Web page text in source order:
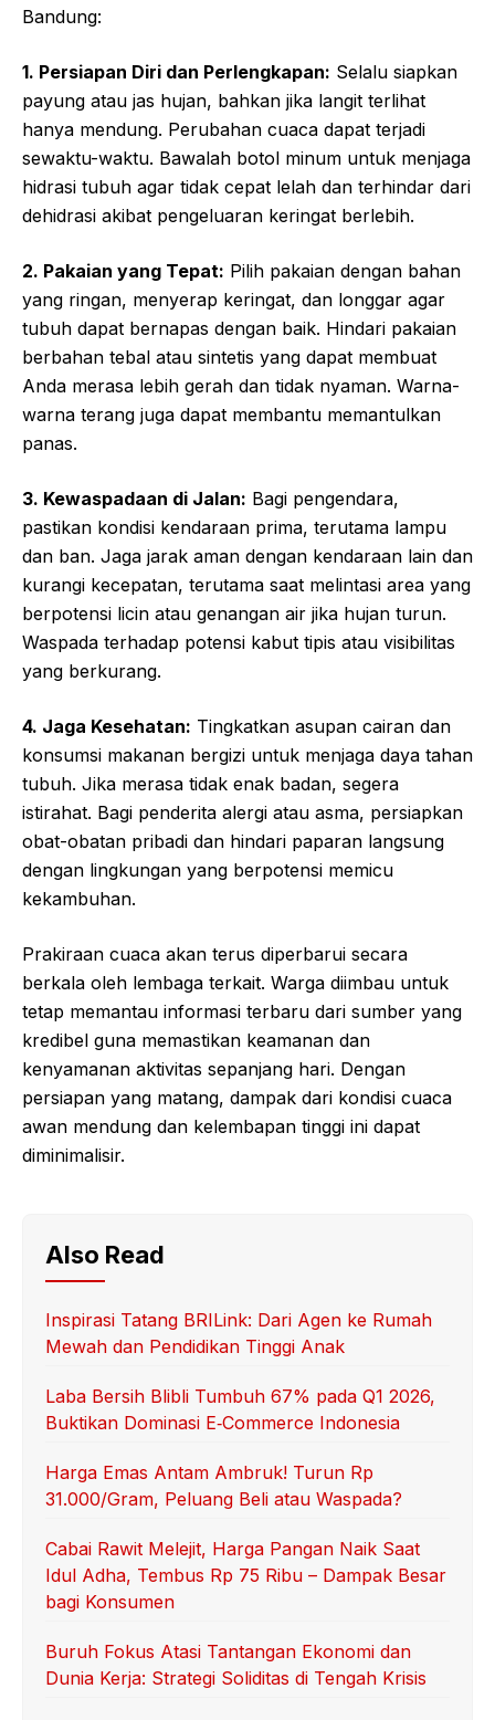
Bandung:
1. Persiapan Diri dan Perlengkapan: Selalu siapkan
payung atau jas hujan, bahkan jika langit terlihat
hanya mendung. Perubahan cuaca dapat terjadi
sewaktu-waktu. Bawalah botol minum untuk menjaga
hidrasi tubuh agar tidak cepat lelah dan terhindar dari
dehidrasi akibat pengeluaran keringat berlebih.
2. Pakaian yang Tepat: Pilih pakaian dengan bahan
yang ringan, menyerap keringat, dan longgar agar
tubuh dapat bernapas dengan baik. Hindari pakaian
berbahan tebal atau sintetis yang dapat membuat
Anda merasa lebih gerah dan tidak nyaman. Warna-
warna terang juga dapat membantu memantulkan
panas.
3. Kewaspadaan di Jalan: Bagi pengendara,
pastikan kondisi kendaraan prima, terutama lampu
dan ban. Jaga jarak aman dengan kendaraan lain dan
kurangi kecepatan, terutama saat melintasi area yang
berpotensi licin atau genangan air jika hujan turun.
Waspada terhadap potensi kabut tipis atau visibilitas
yang berkurang.
4. Jaga Kesehatan: Tingkatkan asupan cairan dan
konsumsi makanan bergizi untuk menjaga daya tahan
tubuh. Jika merasa tidak enak badan, segera
istirahat. Bagi penderita alergi atau asma, persiapkan
obat-obatan pribadi dan hindari paparan langsung
dengan lingkungan yang berpotensi memicu
kekambuhan.
Prakiraan cuaca akan terus diperbarui secara
berkala oleh lembaga terkait. Warga diimbau untuk
tetap memantau informasi terbaru dari sumber yang
kredibel guna memastikan keamanan dan
kenyamanan aktivitas sepanjang hari. Dengan
persiapan yang matang, dampak dari kondisi cuaca
awan mendung dan kelembapan tinggi ini dapat
diminimalisir.
Also Read
Inspirasi Tatang BRILink: Dari Agen ke Rumah
Mewah dan Pendidikan Tinggi Anak
Laba Bersih Blibli Tumbuh 67% pada Q1 2026,
Buktikan Dominasi E‑Commerce Indonesia
Harga Emas Antam Ambruk! Turun Rp
31.000/Gram, Peluang Beli atau Waspada?
Cabai Rawit Melejit, Harga Pangan Naik Saat
Idul Adha, Tembus Rp 75 Ribu – Dampak Besar
bagi Konsumen
Buruh Fokus Atasi Tantangan Ekonomi dan
Dunia Kerja: Strategi Soliditas di Tengah Krisis